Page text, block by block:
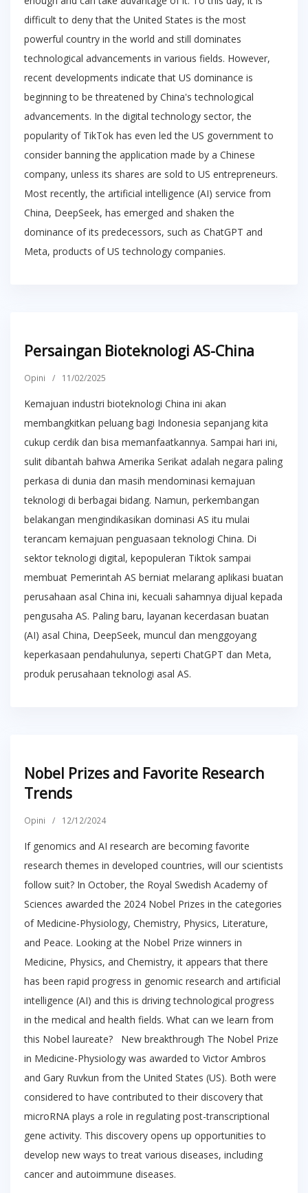
difficult to deny that the United States is the most
powerful country in the world and still dominates
technological advancements in various fields. However,
recent developments indicate that US dominance is
beginning to be threatened by China's technological
advancements. In the digital technology sector, the
popularity of TikTok has even led the US government to
consider banning the application made by a Chinese
company, unless its shares are sold to US entrepreneurs.
Most recently, the artificial intelligence (AI) service from
China, DeepSeek, has emerged and shaken the
dominance of its predecessors, such as ChatGPT and
Meta, products of US technology companies.
Persaingan Bioteknologi AS-China
Opini / 11/02/2025
Kemajuan industri bioteknologi China ini akan
membangkitkan peluang bagi Indonesia sepanjang kita
cukup cerdik dan bisa memanfaatkannya. Sampai hari ini,
sulit dibantah bahwa Amerika Serikat adalah negara paling
perkasa di dunia dan masih mendominasi kemajuan
teknologi di berbagai bidang. Namun, perkembangan
belakangan mengindikasikan dominasi AS itu mulai
terancam kemajuan penguasaan teknologi China. Di
sektor teknologi digital, kepopuleran Tiktok sampai
membuat Pemerintah AS berniat melarang aplikasi buatan
perusahaan asal China ini, kecuali sahamnya dijual kepada
pengusaha AS. Paling baru, layanan kecerdasan buatan
(AI) asal China, DeepSeek, muncul dan menggoyang
keperkasaan pendahulunya, seperti ChatGPT dan Meta,
produk perusahaan teknologi asal AS.
Nobel Prizes and Favorite Research
Trends
Opini / 12/12/2024
If genomics and AI research are becoming favorite
research themes in developed countries, will our scientists
follow suit? In October, the Royal Swedish Academy of
Sciences awarded the 2024 Nobel Prizes in the categories
of Medicine-Physiology, Chemistry, Physics, Literature,
and Peace. Looking at the Nobel Prize winners in
Medicine, Physics, and Chemistry, it appears that there
has been rapid progress in genomic research and artificial
intelligence (AI) and this is driving technological progress
in the medical and health fields. What can we learn from
this Nobel laureate? New breakthrough The Nobel Prize
in Medicine-Physiology was awarded to Victor Ambros
and Gary Ruvkun from the United States (US). Both were
considered to have contributed to their discovery that
microRNA plays a role in regulating post-transcriptional
gene activity. This discovery opens up opportunities to
develop new ways to treat various diseases, including
cancer and autoimmune diseases.